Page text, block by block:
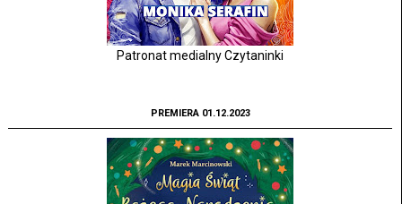
Patronat medialny Czytaninki
PREMIERA 01.12.2023